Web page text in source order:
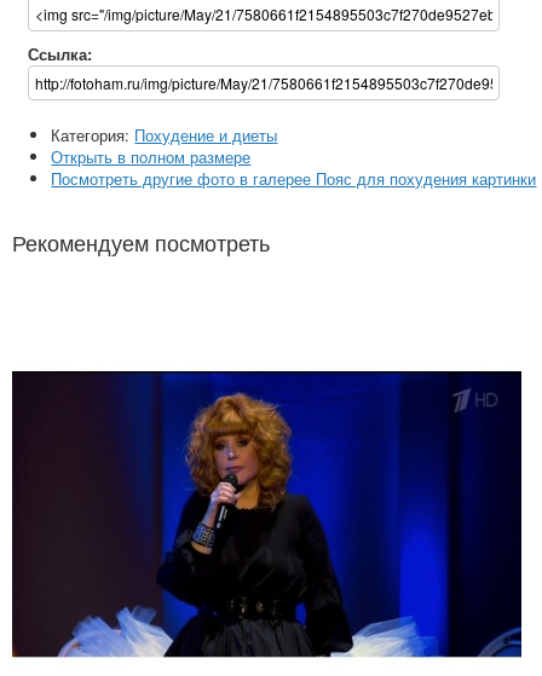
Ссылка:
Категория: Похудение и диеты
Открыть в полном размере
Посмотреть другие фото в галерее Пояс для похудения картинки
Рекомендуем посмотреть